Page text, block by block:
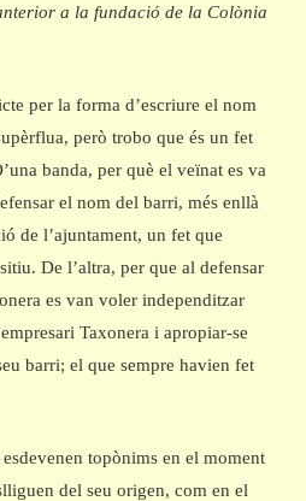
a la fundació de la Colònia
per la forma d’escriure el nom
però trobo que és un fet
banda, per què el veïnat es va
el nom del barri, més enllà
de l’ajuntament, un fet que
De l’altra, per que al defensar
es van voler independitzar
Taxonera i apropiar-se
barri; el que sempre havien fet
topònims en el moment
del seu origen, com en el